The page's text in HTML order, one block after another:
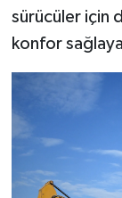
sürücüler için
konfor